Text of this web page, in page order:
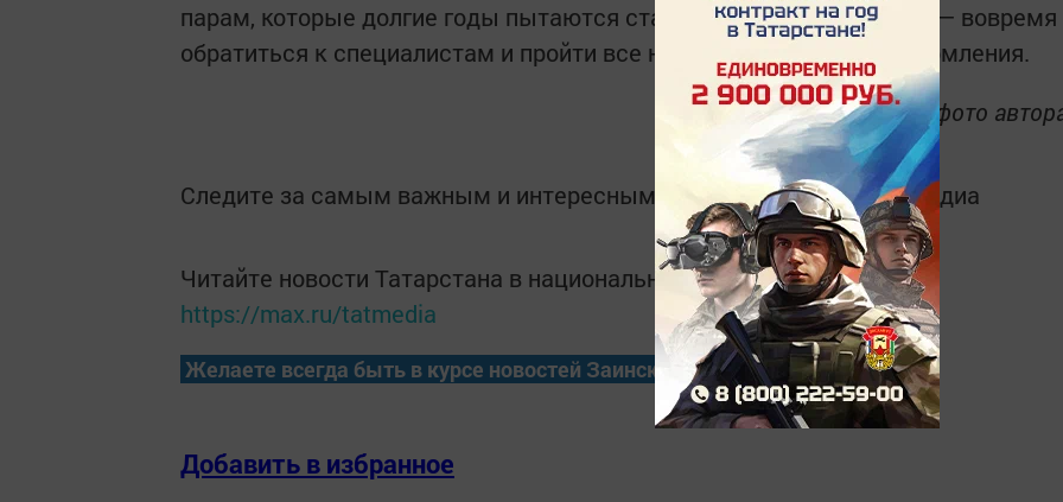
парам, которые долгие годы пытаются стать родителями. Главное — вовремя
обратиться к специалистам и пройти все необходимые этапы оформления.
фото
Следите за самым важным и интересным в Telegram-канале Татмедиа
Читайте новости Татарстана в национальном мессенджере MАХ:
https://max.ru/tatmedia
Желаете всегда быть в курсе новостей Заинска?
Добавить в избранное